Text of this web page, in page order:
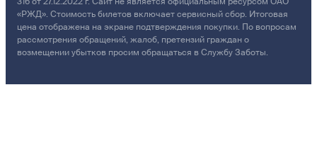
«РЖД». Стоимость билетов включает сервисный сбор. Итоговая
цена отображена на экране подтверждения покупки. По вопросам
рассмотрения обращений, жалоб, претензий граждан о
возмещении убытков просим обращаться в Службу Заботы.